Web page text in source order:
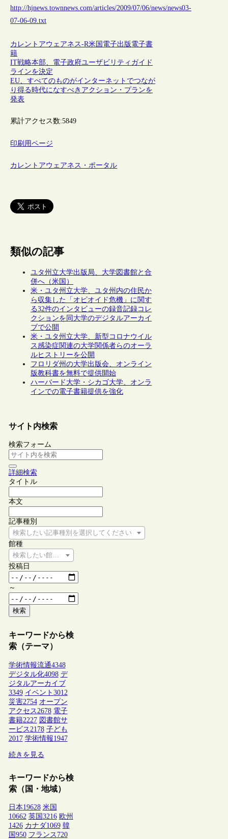
http://hjnews.townnews.com/articles/2009/07/06/news/news03-
07-06-09.txt
カレントアウェアネス-R米国 電子出版 電子書
籍
IT戦略本部、電子政府ユーザビリティガイド
ラインを決定
EU、すべてのものがインターネットでつなが
り得る時代になすべきアクション・プランを
発表
累計アクセス数:5849
印刷用ページ
カレントアウェアネス・ポータル
類似の記事
ユタ州立大学出版局、大学図書館と合
併へ（米国）
米・ユタ州立大学、ユタ州内の住民か
ら収集した「オピオイド危機」に関す
る32件のインタビューの録音記録コレ
クションを同大学のデジタルアーカイ
ブで公開
米・ユタ州立大学、新型コロナウイル
ス感染症関連の大学関係者らのオーラ
ルヒストリーを公開
フロリダ州の大学出版会、オンライン
版教科書を無料で提供開始
ハーバード大学・シカゴ大学、オンラ
インでの電子書籍提供を強化
サイト内検索
検索フォーム
詳細検索
タイトル
本文
記事種別
検索したい記事種別を選択してください
館種
検索したい館種を選択してください
投稿日
～
検索
キーワードから検
索（テーマ）
学術情報流通4348
デジタル化4098 デ
ジタルアーカイブ
3349 イベント 3012
災害2754 オープン
アクセス 2678 電子
書籍2227 図書館サ
ービス 2178 子ども
2017 学術情報1947
続きを見る
キーワードから検
索（国・地域）
日本19628 米国
10662 英国 3216 欧州
1426 カナダ1069 韓
国 950 フランス 720